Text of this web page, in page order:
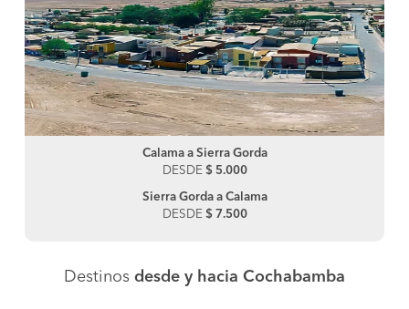
Calama a Sierra Gorda
DESDE $ 5.000
Sierra Gorda a Calama
DESDE $ 7.500
Destinos desde y hacia Cochabamba